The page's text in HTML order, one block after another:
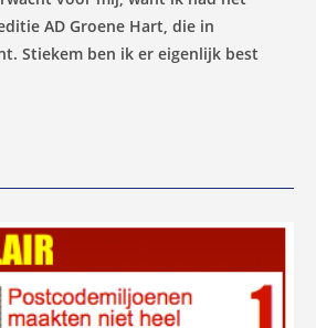
AD Groene Hart, die in
Stiekem ben ik er eigenlijk best